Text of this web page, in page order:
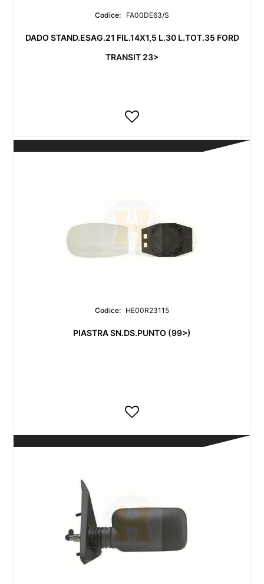
Codice: FA00DE63/S
DADO STAND.ESAG.21 FIL.14X1,5 L.30 L.TOT.35 FORD
TRANSIT 23>
Codice: HE00R23115
PIASTRA SN.DS.PUNTO (99>)